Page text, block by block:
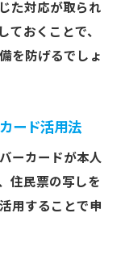
た対応が取られ
ておくことで、
を防げるでしょ
ード活用法
ーカードが本人
住民票の写しを
用することで申